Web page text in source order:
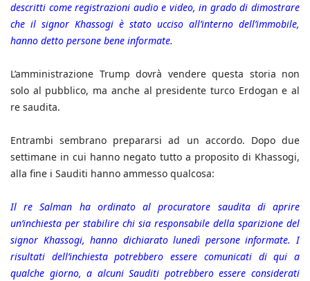
descritti come registrazioni audio e video, in grado di dimostrare
che il signor Khassogi è stato ucciso all’interno dell’immobile,
hanno detto persone bene informate.
L’amministrazione Trump dovrà vendere questa storia non
solo al pubblico, ma anche al presidente turco Erdogan e al
re saudita.
Entrambi sembrano prepararsi ad un accordo. Dopo due
settimane in cui hanno negato tutto a proposito di Khassogi,
alla fine i Sauditi hanno ammesso qualcosa:
Il re Salman ha ordinato al procuratore saudita di aprire
un’inchiesta per stabilire chi sia responsabile della sparizione del
signor Khassogi, hanno dichiarato lunedì persone informate. I
risultati dell’inchiesta potrebbero essere comunicati di qui a
qualche giorno, a alcuni Sauditi potrebbero essere considerati